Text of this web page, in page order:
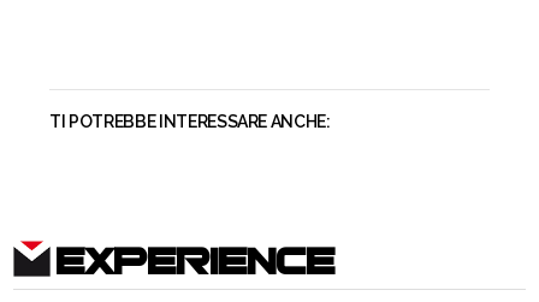
TI POTREBBE INTERESSARE ANCHE:
EXPERIENCE